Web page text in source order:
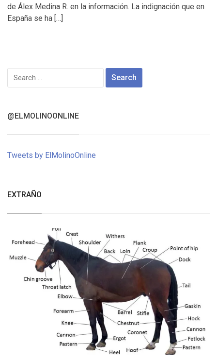
de Álex Medina R. en la información. La indignación que en
España se ha […]
Search
for:
@ELMOLINOONLINE
Tweets by ElMolinoOnline
EXTRAÑO